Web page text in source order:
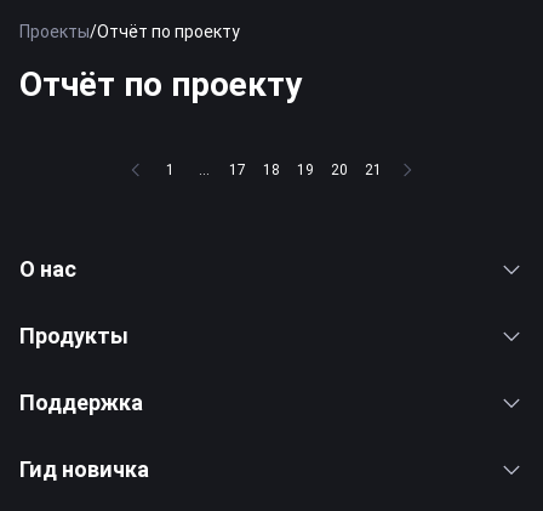
Проекты/Отчёт по проекту
Отчёт по проекту
1 ... 17 18 19 20 21
О нас
Продукты
Поддержка
Гид новичка